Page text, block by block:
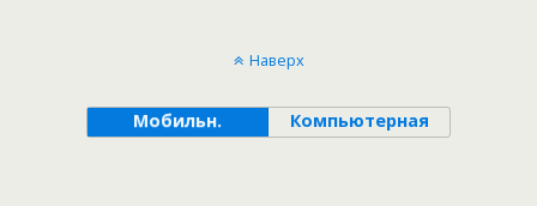
Наверх
Мобильн. Компьютерная